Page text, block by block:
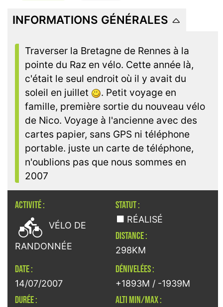
INFORMATIONS GÉNÉRALES
Traverser la Bretagne de Rennes à la
pointe du Raz en vélo. Cette année là,
c'était le seul endroit où il y avait du
soleil en juillet
. Petit voyage en
famille, première sortie du nouveau vélo
de Nico. Voyage à l'ancienne avec des
cartes papier, sans GPS ni téléphone
portable. juste un carte de téléphone,
n'oublions pas que nous sommes en
2007
ACTIVITÉ :
 VÉLO DE
RANDONNÉE
STATUT :
RÉALISÉ
DISTANCE :
298KM
DATE :
14/07/2007
DURÉE :
DÉNIVELÉES :
+1893M / -1939M
ALTI MIN/MAX :